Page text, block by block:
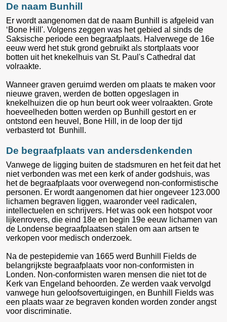
De naam Bunhill
Er wordt aangenomen dat de naam Bunhill is afgeleid van
‘Bone Hill'. Volgens zeggen was het gebied al sinds de
Saksische periode een begraafplaats. Halverwege de 16e
eeuw werd het stuk grond gebruikt als stortplaats voor
botten uit het knekelhuis van St. Paul's Cathedral dat
volraakte.
Wanneer graven geruimd werden om plaats te maken voor
nieuwe graven, werden de botten opgeslagen in
knekelhuizen die op hun beurt ook weer volraakten. Grote
hoeveelheden botten werden op Bunhill gestort en er
ontstond een heuvel, Bone Hill, in de loop der tijd
verbasterd tot Bunhill.
De begraafplaats van andersdenkenden
Vanwege de ligging buiten de stadsmuren en het feit dat het
niet verbonden was met een kerk of ander godshuis, was
het de begraafplaats voor overwegend non-conformistische
personen. Er wordt aangenomen dat hier ongeveer 123.000
lichamen begraven liggen, waaronder veel radicalen,
intellectuelen en schrijvers. Het was ook een hotspot voor
lijkenrovers, die eind 18e en begin 19e eeuw lichamen van
de Londense begraafplaatsen stalen om aan artsen te
verkopen voor medisch onderzoek.
Na de pestepidemie van 1665 werd Bunhill Fields de
belangrijkste begraafplaats voor non-conformisten in
Londen. Non-conformisten waren mensen die niet tot de
Kerk van Engeland behoorden. Ze werden vaak vervolgd
vanwege hun geloofsovertuigingen, en Bunhill Fields was
een plaats waar ze begraven konden worden zonder angst
voor discriminatie.